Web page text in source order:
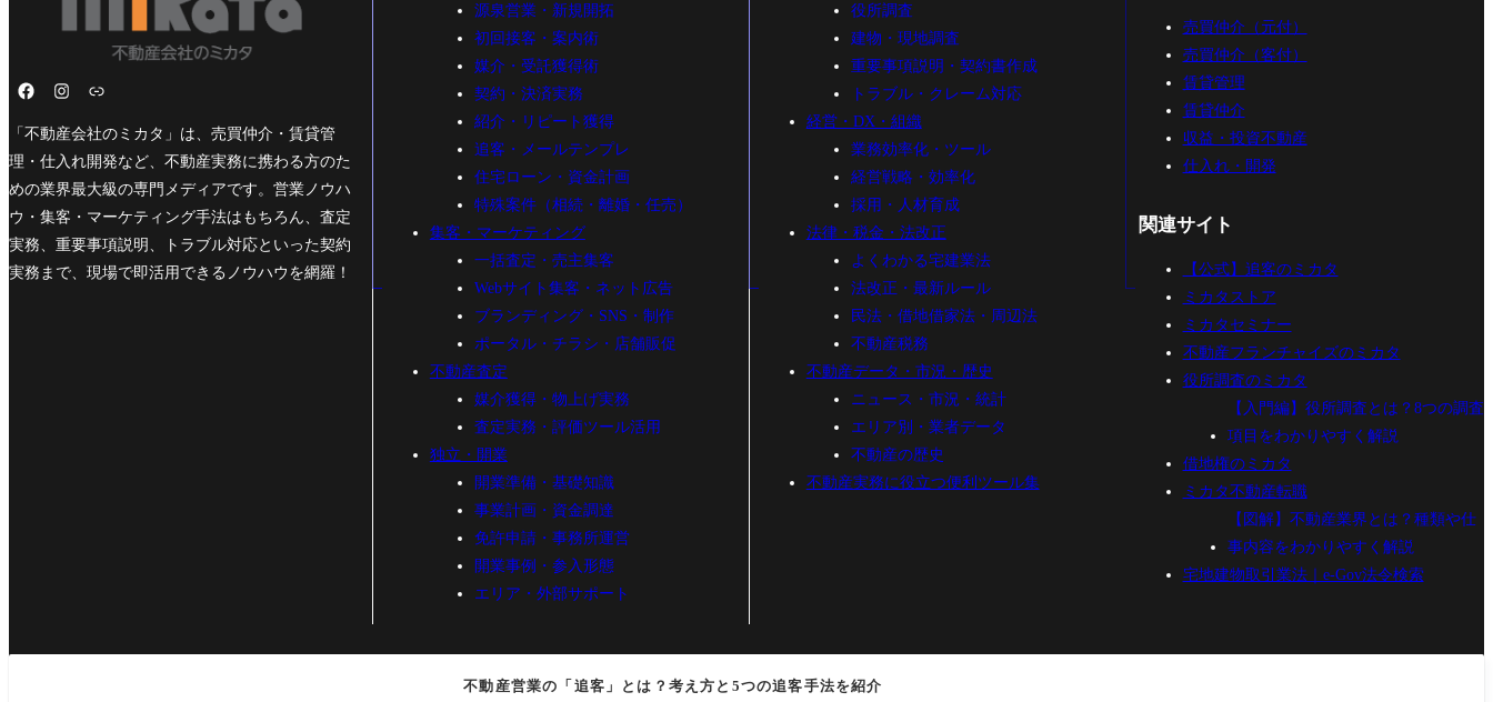
「不動産会社のミカタ」は、売買仲介・賃貸管
理・仕入れ開発など、不動産実務に携わる方のた
めの業界最大級の専門メディアです。営業ノウハ
ウ・集客・マーケティング手法はもちろん、査定
実務、重要事項説明、トラブル対応といった契約
実務まで、現場で即活用できるノウハウを網羅！
源泉営業・新規開拓
初回接客・案内術
媒介・受託獲得術
契約・決済実務
紹介・リピート獲得
追客・メールテンプレ
住宅ローン・資金計画
特殊案件（相続・離婚・任売）
集客・マーケティング
一括査定・売主集客
Webサイト集客・ネット広告
ブランディング・SNS・制作
ポータル・チラシ・店舗販促
不動産査定
媒介獲得・物上げ実務
査定実務・評価ツール活用
独立・開業
開業準備・基礎知識
事業計画・資金調達
免許申請・事務所運営
開業事例・参入形態
エリア・外部サポート
役所調査
建物・現地調査
重要事項説明・契約書作成
トラブル・クレーム対応
経営・DX・組織
業務効率化・ツール
経営戦略・効率化
採用・人材育成
法律・税金・法改正
よくわかる宅建業法
法改正・最新ルール
民法・借地借家法・周辺法
不動産税務
不動産データ・市況・歴史
ニュース・市況・統計
エリア別・業者データ
不動産の歴史
不動産実務に役立つ便利ツール集
売買仲介（元付）
売買仲介（客付）
賃貸管理
賃貸仲介
収益・投資不動産
仕入れ・開発
関連サイト
【公式】追客のミカタ
ミカタストア
ミカタセミナー
不動産フランチャイズのミカタ
役所調査のミカタ
【入門編】役所調査とは？8つの調査
項目をわかりやすく解説
借地権のミカタ
ミカタ不動産転職
【図解】不動産業界とは？種類や仕
事内容をわかりやすく解説
宅地建物取引業法｜e-Gov法令検索
不動産営業の「追客」とは？考え方と5つの追客手法を紹介